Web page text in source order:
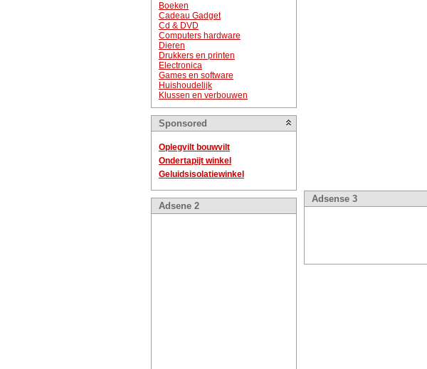
Boeken
Cadeau Gadget
Cd & DVD
Computers hardware
Dieren
Drukkers en printen
Electronica
Games en software
Huishoudelijk
Klussen en verbouwen
Sponsored
Oplegvilt bouwvilt
Ondertapijt winkel
Geluidsisolatiewinkel
Adsene 2
Adsense 3